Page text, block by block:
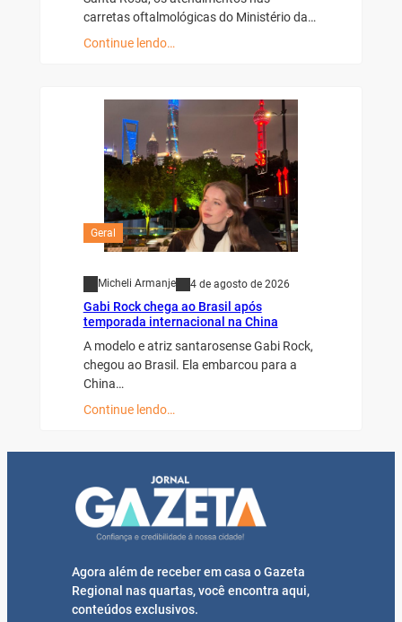
carretas oftalmológicas do Ministério da…
Continue lendo…
Geral
Micheli Armanje 4 de agosto de 2026
Gabi Rock chega ao Brasil após
temporada internacional na China
A modelo e atriz santarosense Gabi Rock,
chegou ao Brasil. Ela embarcou para a
China…
Continue lendo…
Agora além de receber em casa o Gazeta
Regional nas quartas, você encontra aqui,
conteúdos exclusivos.